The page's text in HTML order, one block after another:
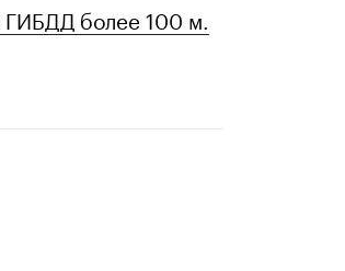
ГИБДД более 100 м.